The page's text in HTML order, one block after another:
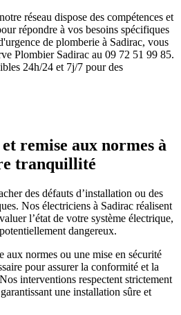
réseau dispose des compétences et
répondre à vos besoins spécifiques
de plomberie à Sadirac, vous
Plombier Sadirac au 09 72 51 99 85.
24h/24 et 7j/7 pour des
remise aux normes à
tranquillité
des défauts d’installation ou des
Nos électriciens à Sadirac réalisent
l’état de votre système électrique,
dangereux.
aux normes ou une mise en sécurité
pour assurer la conformité et la
interventions respectent strictement
une installation sûre et